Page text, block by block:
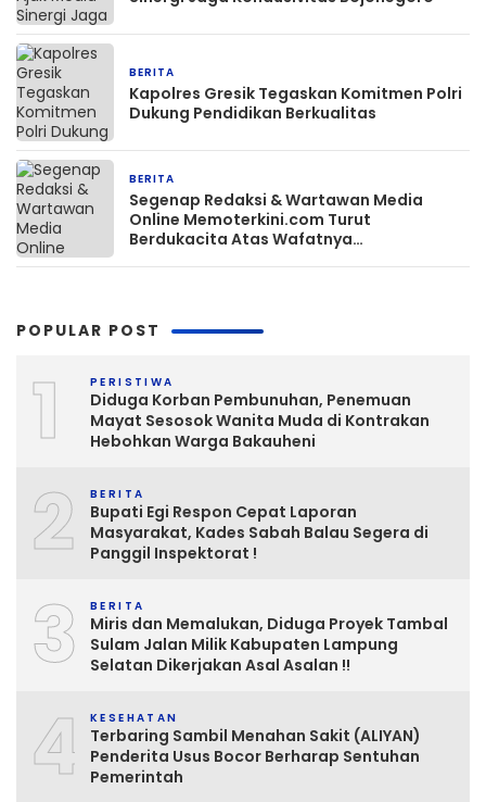
BERITA
Kapolres Gresik Tegaskan Komitmen Polri
Dukung Pendidikan Berkualitas
BERITA
Segenap Redaksi & Wartawan Media
Online Memoterkini.com Turut
Berdukacita Atas Wafatnya
POPULAR POST
1 PERISTIWA
Diduga Korban Pembunuhan, Penemuan
Mayat Sesosok Wanita Muda di Kontrakan
Hebohkan Warga Bakauheni
2 BERITA
Bupati Egi Respon Cepat Laporan
Masyarakat, Kades Sabah Balau Segera di
Panggil Inspektorat !
3 BERITA
Miris dan Memalukan, Diduga Proyek Tambal
Sulam Jalan Milik Kabupaten Lampung
Selatan Dikerjakan Asal Asalan !!
4 KESEHATAN
Terbaring Sambil Menahan Sakit (ALIYAN)
Penderita Usus Bocor Berharap Sentuhan
Pemerintah